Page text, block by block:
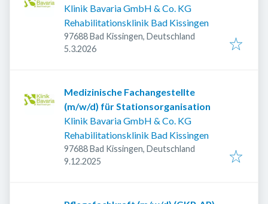
Klinik Bavaria GmbH & Co. KG
Rehabilitationsklinik Bad Kissingen
97688 Bad Kissingen, Deutschland
Veröffentlicht
5.3.2026
Medizinische Fachangestellte
(m/w/d) für Stationsorganisation
Klinik Bavaria GmbH & Co. KG
Rehabilitationsklinik Bad Kissingen
97688 Bad Kissingen, Deutschland
Veröffentlicht
9.12.2025